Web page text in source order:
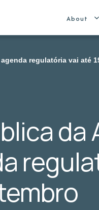
About
regulatória vai até
da